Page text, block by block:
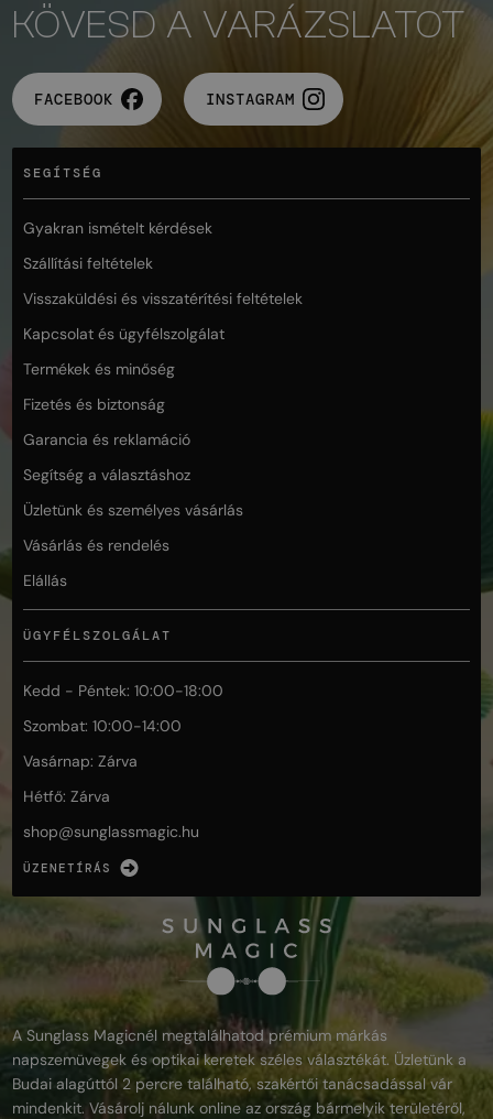
KÖVESD A VARÁZSLATOT
FACEBOOK INSTAGRAM
SEGÍTSÉG
Gyakran ismételt kérdések
Szállítási feltételek
Visszaküldési és visszatérítési feltételek
Kapcsolat és ügyfélszolgálat
Termékek és minőség
Fizetés és biztonság
Garancia és reklamáció
Segítség a választáshoz
Üzletünk és személyes vásárlás
Vásárlás és rendelés
Elállás
ÜGYFÉLSZOLGÁLAT
Kedd - Péntek: 10:00-18:00
Szombat: 10:00-14:00
Vasárnap: Zárva
Hétfő: Zárva
shop@sunglassmagic.hu
ÜZENETÍRÁS
A Sunglass Magicnél megtalálhatod prémium márkás
napszemüvegek és optikai keretek széles választékát. Üzletünk a
Budai alagúttól 2 percre található, szakértői tanácsadással vár
mindenkit. Vásárolj nálunk online az ország bármelyik területéről,